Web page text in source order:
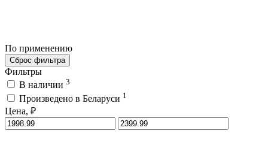
По применению
Сброс фильтра
Фильтры
В наличии 3
Произведено в Беларуси 1
Цена, ₽